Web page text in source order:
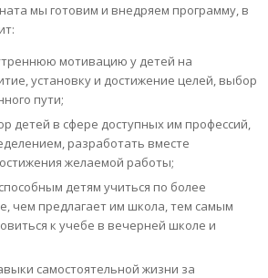
мы готовим и внедряем программу, в
мотивацию у детей на
установку и достижение целей, выбор
пути;
детей в сфере доступных им профессий,
разработать вместе
желаемой работы;
детям учиться по более
чем предлагает им школа, тем самым
к учебе в вечерней школе и
самостоятельной жизни за